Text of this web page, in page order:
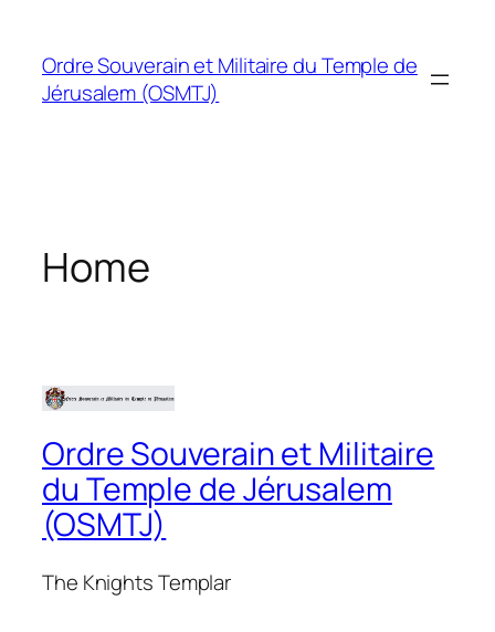
content
Ordre Souverain et Militaire du Temple de
Jérusalem (OSMTJ)
Home
Ordre Souverain et Militaire
du Temple de Jérusalem
(OSMTJ)
The Knights Templar